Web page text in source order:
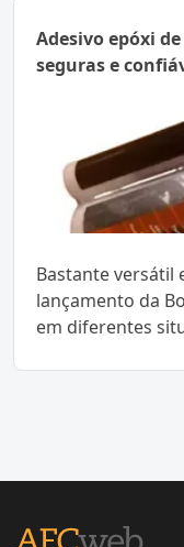
Adesivo epóxi
seguras e
Bastante versátil
lançamento da
em diferentes